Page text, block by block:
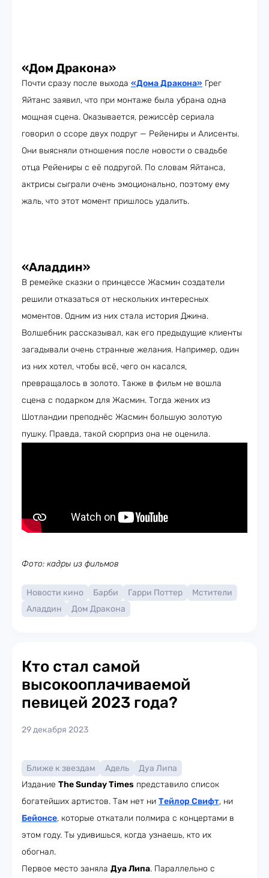
«Дом Дракона»
Почти сразу после выхода «Дома Дракона» Грег
Яйтанс заявил, что при монтаже была убрана одна
мощная сцена. Оказывается, режиссёр сериала
говорил о ссоре двух подруг — Рейениры и Алисенты.
Они выясняли отношения после новости о свадьбе
отца Рейениры с её подругой. По словам Яйтанса,
актрисы сыграли очень эмоционально, поэтому ему
жаль, что этот момент пришлось удалить.
«Аладдин»
В ремейке сказки о принцессе Жасмин создатели
решили отказаться от нескольких интересных
моментов. Одним из них стала история Джина.
Волшебник рассказывал, как его предыдущие клиенты
загадывали очень странные желания. Например, один
из них хотел, чтобы всё, чего он касался,
превращалось в золото. Также в фильм не вошла
сцена с подарком для Жасмин. Тогда жених из
Шотландии преподнёс Жасмин большую золотую
пушку. Правда, такой сюрприз она не оценила.
Фото: кадры из фильмов
Новости кино Барби Гарри Поттер
Мстители
Аладдин
Дом Дракона
Кто стал самой
высокооплачиваемой
певицей 2023 года?
29 декабря 2023
Ближе к звездам Адель
Дуа Липа
Издание The Sunday Times представило список
богатейших артистов. Там нет ни Тейлор Свифт, ни
Бейонсе, которые откатали полмира с концертами в
этом году. Ты удивишься, когда узнаешь, кто их
обогнал.
Первое место заняла Дуа Липа. Параллельно с